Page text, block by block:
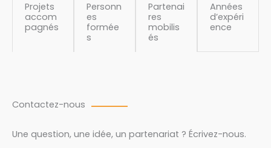
Projets
accom
pagnés
Personn
es
formée
s
Partenai
res
mobilis
és
Années
d’expéri
ence
Contactez-nous
Une question, une idée, un partenariat ? Écrivez-nous.